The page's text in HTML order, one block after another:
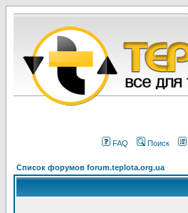
FAQ Поиск
Список форумов forum.teplota.org.ua